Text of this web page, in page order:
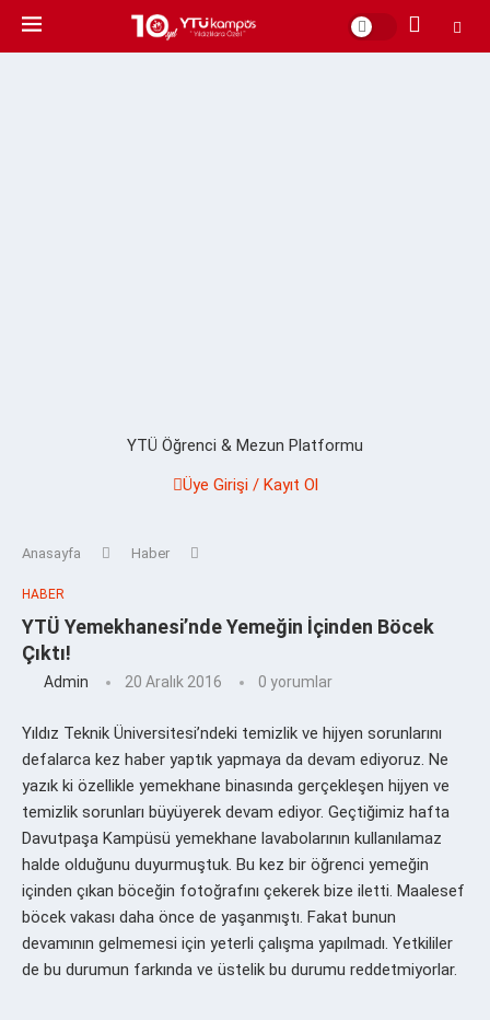
YTÜ Öğrenci & Mezun Platformu
Üye Girişi / Kayıt Ol
Anasayfa Haber
HABER
YTÜ Yemekhanesi’nde Yemeğin İçinden Böcek
Çıktı!
Admin 20 Aralık 2016 0 yorumlar
Yıldız Teknik Üniversitesi’ndeki temizlik ve hijyen sorunlarını
defalarca kez haber yaptık yapmaya da devam ediyoruz. Ne
yazık ki özellikle yemekhane binasında gerçekleşen hijyen ve
temizlik sorunları büyüyerek devam ediyor. Geçtiğimiz hafta
Davutpaşa Kampüsü yemekhane lavabolarının kullanılamaz
halde olduğunu duyurmuştuk. Bu kez bir öğrenci yemeğin
içinden çıkan böceğin fotoğrafını çekerek bize iletti. Maalesef
böcek vakası daha önce de yaşanmıştı. Fakat bunun
devamının gelmemesi için yeterli çalışma yapılmadı. Yetkililer
de bu durumun farkında ve üstelik bu durumu reddetmiyorlar.